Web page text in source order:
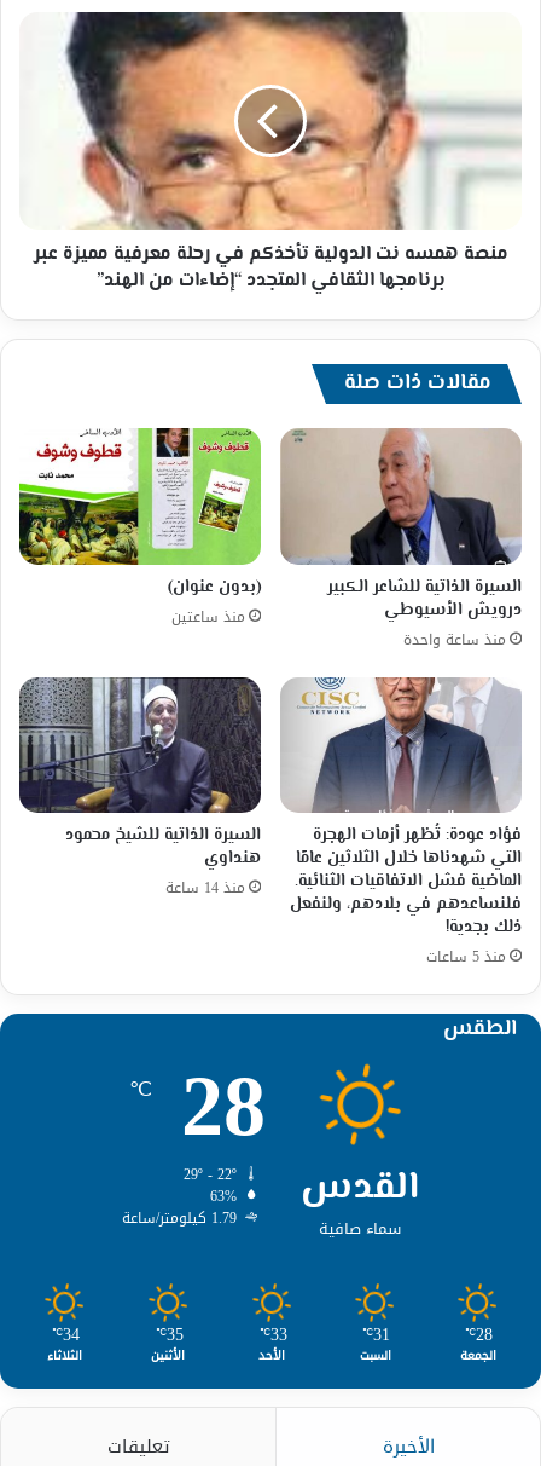
الدولية
تأخذكم
في
رحلة
عبر
المتجدد
من
الهند”
منصة همسه نت الدولية تأخذكم في رحلة معرفية مميزة عبر
برنامجها الثقافي المتجدد “إضاءات من الهند”
مقالات ذات صلة
السيرة الذاتية للشاعر الكبير
درويش الأسيوطي
منذ ساعة واحدة
(بدون عنوان)
منذ ساعتين
فؤاد عودة: تُظهر أزمات الهجرة
التي شهدناها خلال الثلاثين عامًا
الماضية فشل الاتفاقيات الثنائية.
فلنساعدهم في بلادهم، ولنفعل
ذلك بجدية!
منذ 5 ساعات
السيرة الذاتية للشيخ محمود
هنداوي
منذ 14 ساعة
الطقس
القدس
سماء صافية
28
℃
63%
1.79 كيلومتر/ساعة
28
℃
الجمعة
31
℃
السبت
33
℃
الأحد
35
℃
الأثنين
34
℃
الثلاثاء
الأخيرة تعليقات